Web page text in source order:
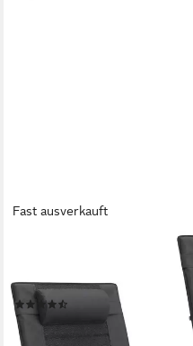
Fast ausverkauft
Campingstuhl Faltbar
Dicke Gepolstert (2 St), für
130,49 € 309,99 €
nur bis Dienstag